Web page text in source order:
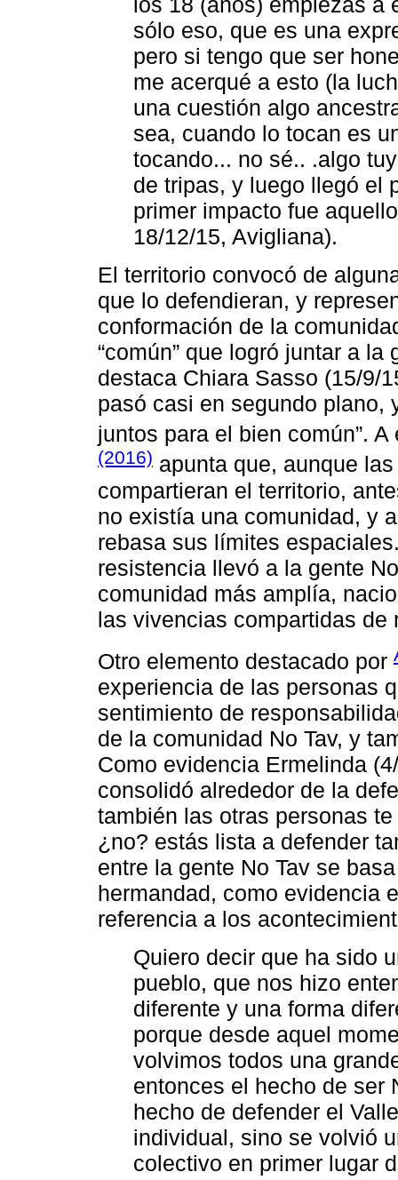
sólo eso, que es una
pero si tengo que ser
me acerqué a esto (la
una cuestión algo
sea, cuando lo tocan es
tocando... no sé.. .algo
de tripas, y luego llegó el
primer impacto fue
18/12/15, Avigliana).
El territorio convocó de
que lo defendieran, y
conformación de la
“común” que logró juntar a
destaca Chiara Sasso (15/9/
pasó casi en segundo plano,
juntos para el bien común”.
(2016) apunta que, aunque
compartieran el territorio,
no existía una comunidad, y
rebasa sus límites
resistencia llevó a la gente
comunidad más amplía,
las vivencias compartidas de
Otro elemento destacado por
experiencia de las personas
sentimiento de
de la comunidad No Tav, y
Como evidencia Ermelinda
consolidó alrededor de la
también las otras personas
¿no? estás lista a defender
entre la gente No Tav se
hermandad, como evidencia
referencia a los
Quiero decir que ha sido
pueblo, que nos hizo
diferente y una forma
porque desde aquel
volvimos todos una
entonces el hecho de ser
hecho de defender el
individual, sino se volvió
colectivo en primer lugar